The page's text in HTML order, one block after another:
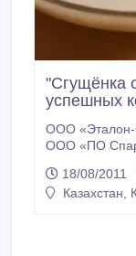
"Сгущёнка
успешных
ООО «Эталон-СП», являясь
ООО «ПО
хлебо-
отвечает
18/08/2011
Казахстан,